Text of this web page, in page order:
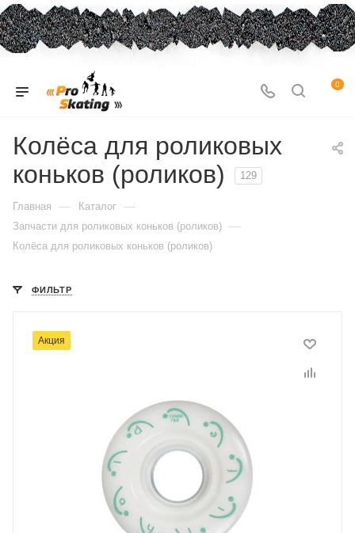
0
Колёса для роликовых
коньков (роликов)
129
Главная — Каталог —
Запчасти для роликовых коньков (роликов) —
Колёса для роликовых коньков (роликов)
ФИЛЬТР
Акция